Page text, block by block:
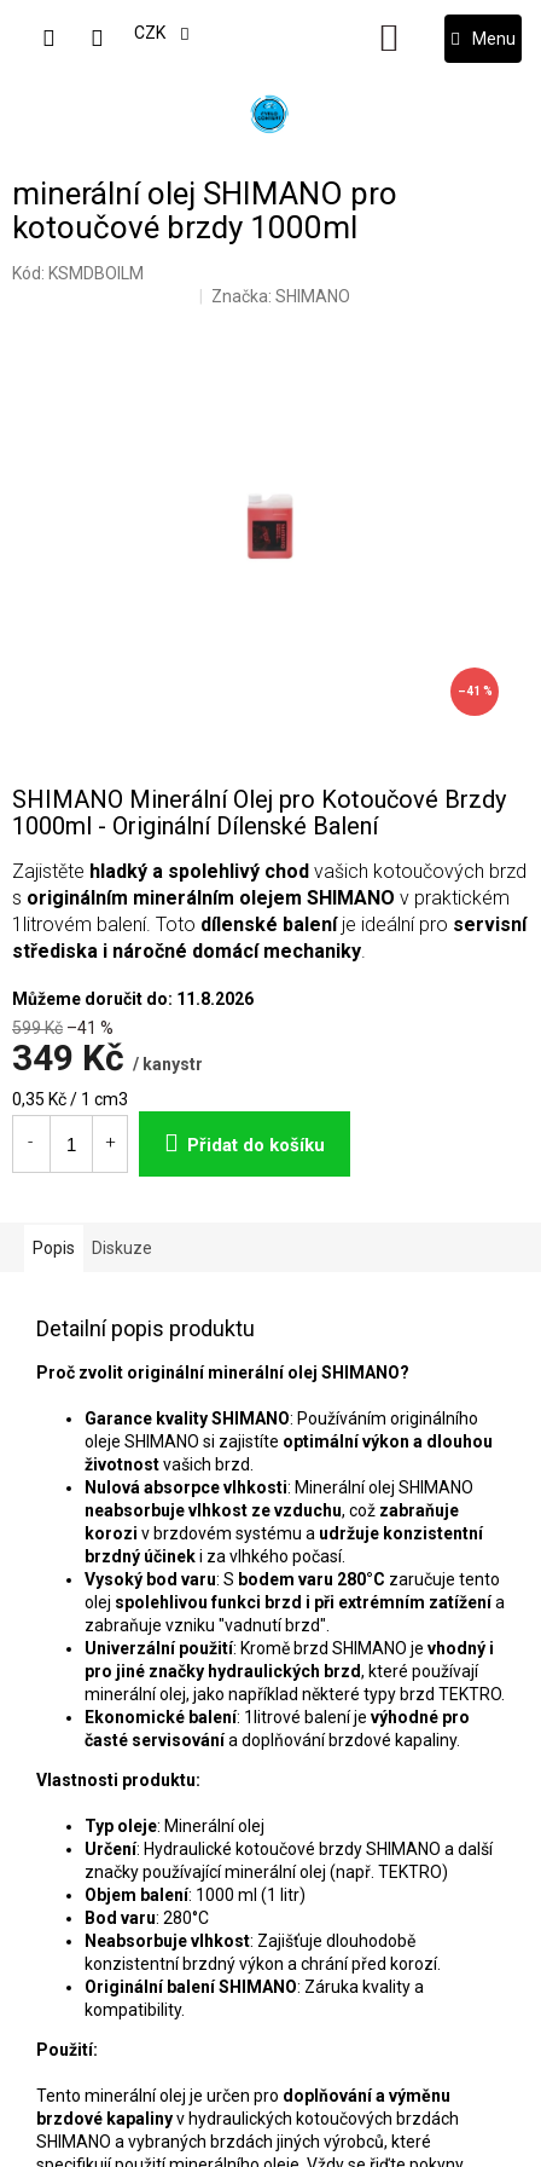
CZK
NÁKUPNÍ
KOŠÍK
minerální olej SHIMANO pro
kotoučové brzdy 1000ml
Kód: KSMDBOILM
Značka:SHIMANO
–41 %
599 Kč –41 %
349 Kč / kanystr
Měrná
cena:
0,35 Kč / 1 cm3
Můžeme doručit do: 11.8.2026
Přidat do košíku
SHIMANO Minerální Olej pro Kotoučové Brzdy
1000ml - Originální Dílenské Balení
Zajistěte hladký a spolehlivý chod vašich kotoučových brzd
s originálním minerálním olejem SHIMANO v praktickém
1litrovém balení. Toto dílenské baleníje ideální pro servisní
střediska i náročné domácí mechaniky.
Popis Diskuze
Detailní popis produktu
Proč zvolit originální minerální olej SHIMANO?
Garance kvality SHIMANO: Používáním originálního
oleje SHIMANO si zajistíte optimální výkon a dlouhou
životnostvašich brzd.
Nulová absorpce vlhkosti: Minerální olej SHIMANO
neabsorbuje vlhkost ze vzduchu, což zabraňuje
korozi v brzdovém systému a udržuje konzistentní
brzdný účineki za vlhkého počasí.
Vysoký bod varu: S bodem varu 280°C zaručuje tento
olej spolehlivou funkci brzd i při extrémním zatíženía
zabraňuje vzniku "vadnutí brzd".
Univerzální použití: Kromě brzd SHIMANO je vhodný i
pro jiné značky hydraulických brzd, které používají
minerální olej, jako například některé typy brzd TEKTRO.
Ekonomické balení: 1litrové balení je výhodné pro
časté servisovánía doplňování brzdové kapaliny.
Vlastnosti produktu:
Typ oleje: Minerální olej
Určení: Hydraulické kotoučové brzdy SHIMANO a další
značky používající minerální olej (např. TEKTRO)
Objem balení: 1000 ml (1 litr)
Bod varu: 280°C
Neabsorbuje vlhkost: Zajišťuje dlouhodobě
konzistentní brzdný výkon a chrání před korozí.
Originální balení SHIMANO: Záruka kvality a
kompatibility.
Použití:
Tento minerální olej je určen pro doplňování a výměnu
brzdové kapalinyv hydraulických kotoučových brzdách
SHIMANO a vybraných brzdách jiných výrobců, které